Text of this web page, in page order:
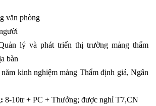
văn phòng
lý và phát triển thị trường mảng thẩm
bàn
kinh nghiệm mảng Thẩm định giá, Ngân
8-10tr + PC + Thưởng; được nghỉ T7,CN